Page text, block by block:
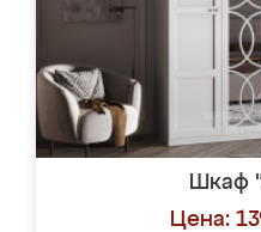
Шкаф
Цена: